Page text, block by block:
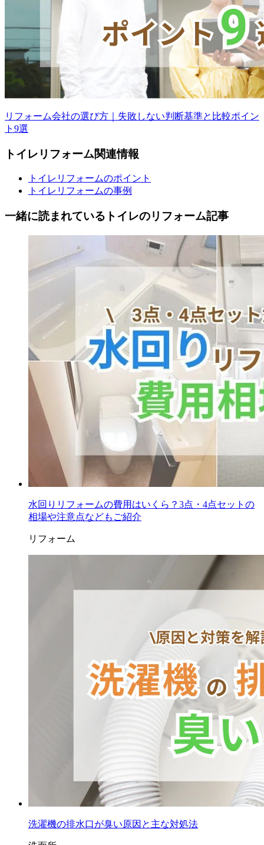
リフォーム会社の選び方｜失敗しない判断基準と比較ポイン
ト9選
トイレ リフォーム関連情報
トイレリフォームのポイント
トイレリフォームの事例
一緒に読まれている トイレのリフォーム記事
水回りリフォームの費用はいくら？3点・4点セットの
相場や注意点などもご紹介
リフォーム
洗濯機の排水口が臭い原因と主な対処法